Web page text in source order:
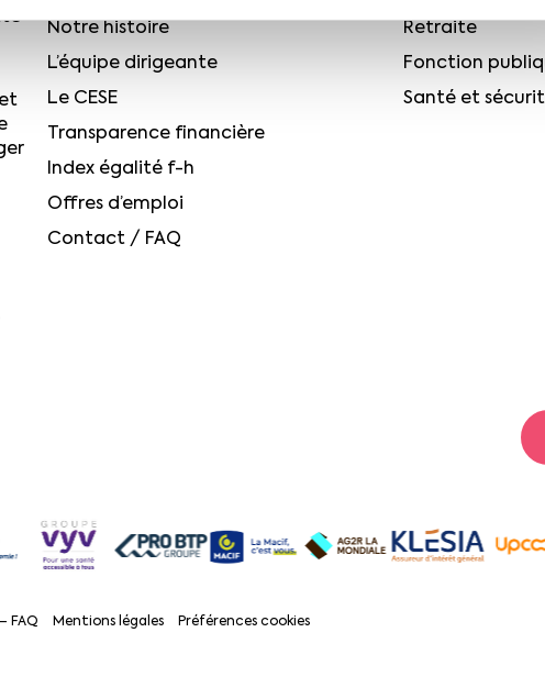
Notre histoire
L’équipe dirigeante
Le CESE
Transparence financière
Index égalité f-h
Offres d’emploi
Contact / FAQ
Retraite
Fonction
Santé et
FAQ Mentions légales Préférences cookies